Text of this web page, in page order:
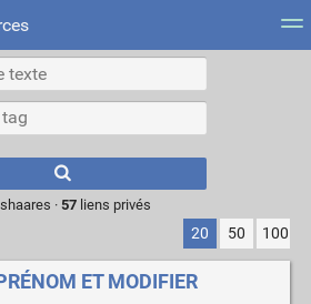
Connexion
results.
· 57liens privés
20 50 100
ET MODIFIER